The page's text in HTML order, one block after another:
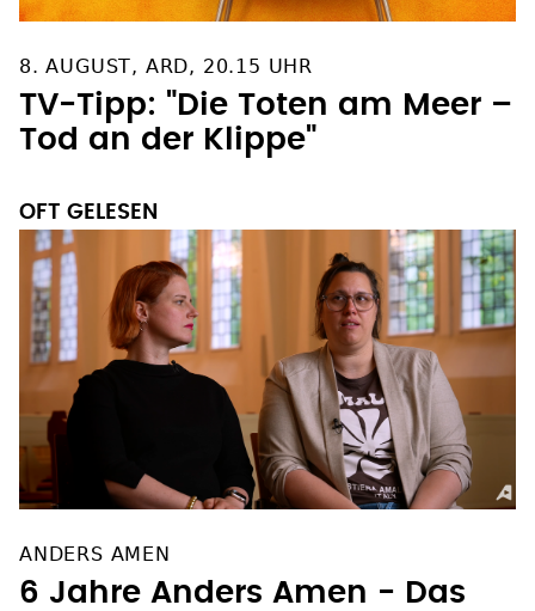
8. AUGUST, ARD, 20.15 UHR
TV-Tipp: "Die Toten am Meer –
Tod an der Klippe"
OFT GELESEN
ANDERS AMEN
6 Jahre Anders Amen - Das